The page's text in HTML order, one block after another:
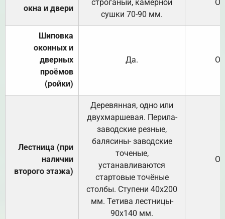
окна и двери
строганый, камерной
сушки 70-90 мм.
Шиповка
оконных и
дверных
проёмов
(ройки)
Да.
Лестница (при
наличии
второго этажа)
Деревянная, одно или
двухмаршевая. Перила-
заводские резные,
балясины- заводские
точеные,
устанавливаются
стартовые точёные
столбы. Ступени 40х200
мм. Тетива лестницы-
90х140 мм.